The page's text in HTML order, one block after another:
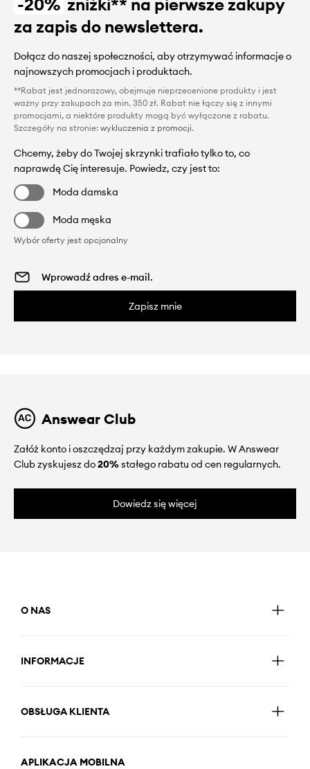
za zapis do newslettera.
Dołącz do naszej społeczności, aby otrzymywać informacje o
najnowszych promocjach i produktach.
**Rabat jest jednorazowy, obejmuje nieprzecenione produkty i jest
ważny przy zakupach za min. 350 zł. Rabat nie łączy się z innymi
promocjami, a niektóre produkty mogą być wyłączone z rabatu.
Szczegóły na stronie: wykluczenia z promocji.
Chcemy, żeby do Twojej skrzynki trafiało tylko to, co
naprawdę Cię interesuje. Powiedz, czy jest to:
Moda damska
Moda męska
Wybór oferty jest opcjonalny
Zapisz mnie
Answear Club
Załóż konto i oszczędzaj przy każdym zakupie. W Answear
Club zyskujesz do20%stałego rabatu od cen regularnych.
Dowiedz się więcej
O NAS
INFORMACJE
OBSŁUGA KLIENTA
APLIKACJA MOBILNA